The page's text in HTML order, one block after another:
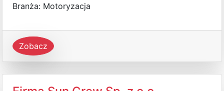
Branża: Motoryzacja
Zobacz